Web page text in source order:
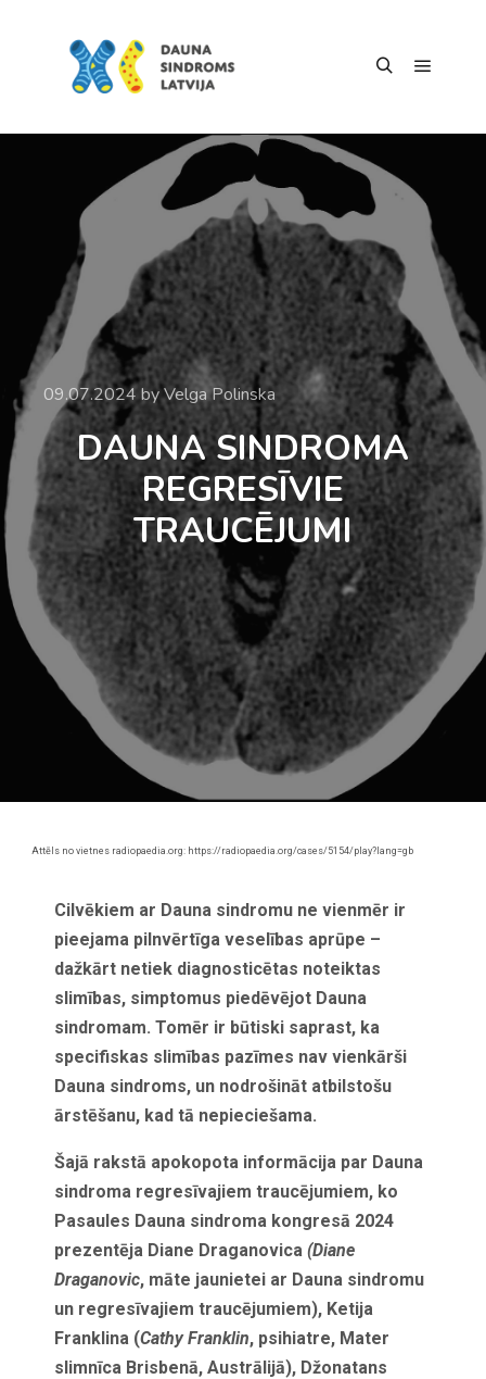
09.07.2024byVelga Polinska
DAUNA SINDROMA
REGRESĪVIE
TRAUCĒJUMI
Attēls no vietnes radiopaedia.org: https://radiopaedia.org/cases/5154/play?lang=gb
Cilvēkiem ar Dauna sindromu ne vienmēr ir
pieejama pilnvērtīga veselības aprūpe –
dažkārt netiek diagnosticētas noteiktas
slimības, simptomus piedēvējot Dauna
sindromam. Tomēr ir būtiski saprast, ka
specifiskas slimības pazīmes nav vienkārši
Dauna sindroms, un nodrošināt atbilstošu
ārstēšanu, kad tā nepieciešama.
Šajā rakstā apokopota informācija par Dauna
sindroma regresīvajiem traucējumiem, ko
Pasaules Dauna sindroma kongresā 2024
prezentēja Diane Draganovica (Diane
Draganovic, māte jaunietei ar Dauna sindromu
un regresīvajiem traucējumiem), Ketija
Franklina (Cathy Franklin, psihiatre, Mater
slimnīca Brisbenā, Austrālijā), Džonatans